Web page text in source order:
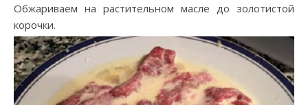
Обжариваем на растительном масле до золотистой
корочки.